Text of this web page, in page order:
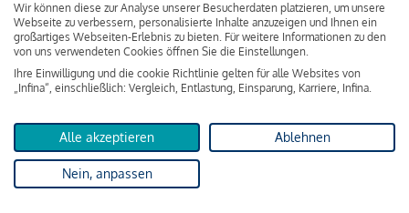
Kreditvermittler
INFINA Credit
Broker GmbH
von 237.000 Euro ausgezahlt, um die Wohnung zu kaufen.
Darüber hinaus fallen aber noch einige Gebühren an (z. B. die
Grundbucheintragungsgebühr), sodass die Bank den
Wir können diese zur Analyse unserer Besucherdaten platzieren, um unsere
Webseite zu verbessern, personalisierte Inhalte anzuzeigen und Ihnen ein
großartiges Webseiten-Erlebnis zu bieten. Für weitere Informationen zu den
von uns verwendeten Cookies öffnen Sie die Einstellungen.
Ihre Einwilligung und die cookie Richtlinie gelten für alle Websites von
„Infina“, einschließlich: Vergleich, Entlastung, Einsparung, Karriere, Infina.
Alle akzeptieren Ablehnen
Nein, anpassen